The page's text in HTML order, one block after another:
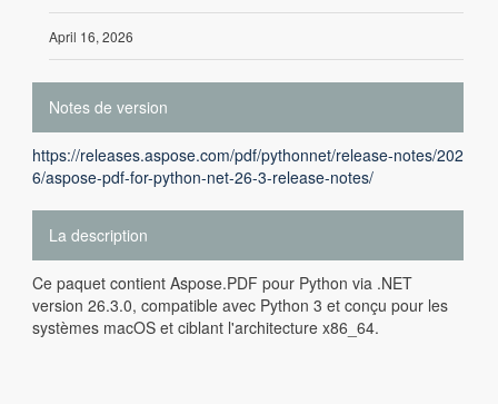
April 16, 2026
Notes de version
https://releases.aspose.com/pdf/pythonnet/release-notes/202
6/aspose-pdf-for-python-net-26-3-release-notes/
La description
Ce paquet contient Aspose.PDF pour Python via .NET
version 26.3.0, compatible avec Python 3 et conçu pour les
systèmes macOS et ciblant l'architecture x86_64.